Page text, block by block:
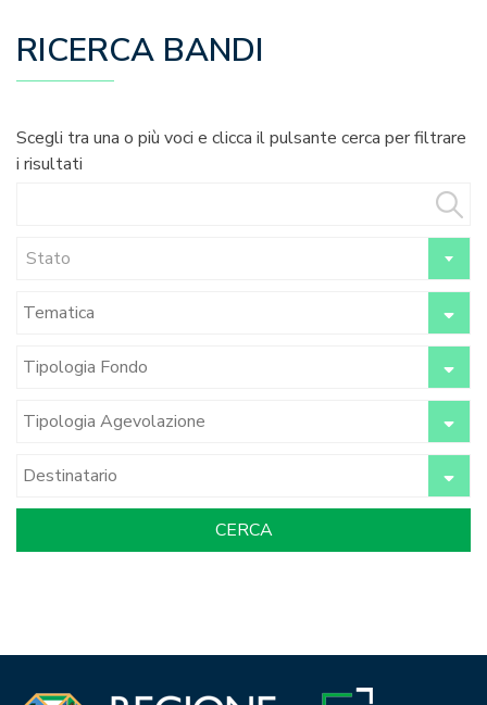
RICERCA BANDI
Scegli tra una o più voci e clicca il pulsante cerca per filtrare
i risultati
Stato